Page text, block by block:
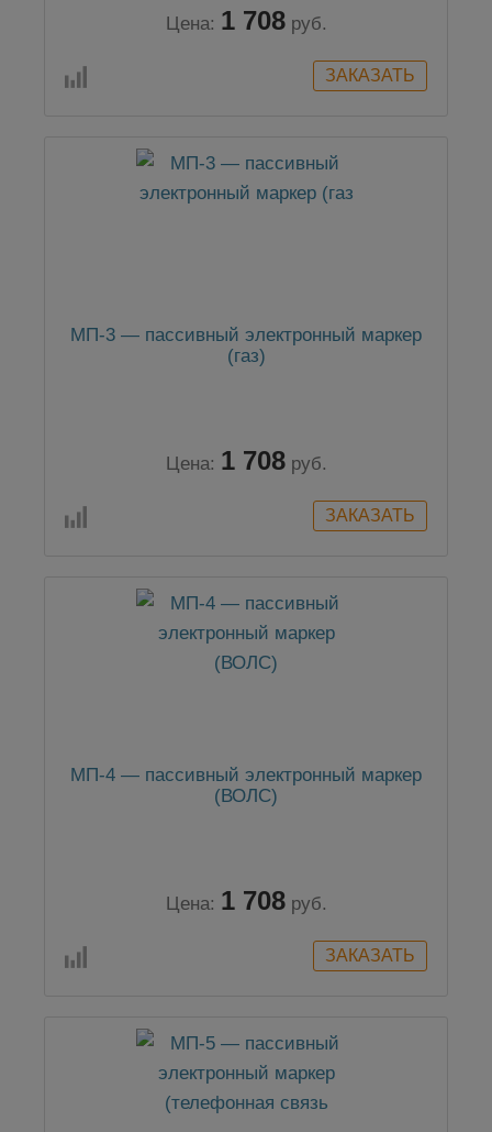
Цена: 1 708 руб.
МП-3 — пассивный электронный маркер
(газ)
Цена: 1 708 руб.
МП-4 — пассивный электронный маркер
(ВОЛС)
Цена: 1 708 руб.